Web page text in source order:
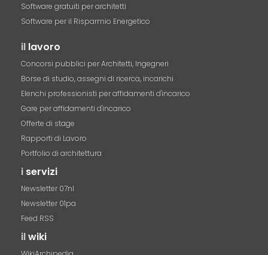
Software gratuiti per architetti
Software per il Risparmio Energetico
il lavoro
Concorsi pubblici per Architetti, Ingegneri
Borse di studio, assegni di ricerca, incarichi
Elenchi professionisti per affidamenti d'incarico
Gare per affidamenti d'incarico
Offerte di stage
Rapporti di Lavoro
Portfolio di architettura
i servizi
Newsletter 07nl
Newsletter 01pa
Feed RSS
ilwiki